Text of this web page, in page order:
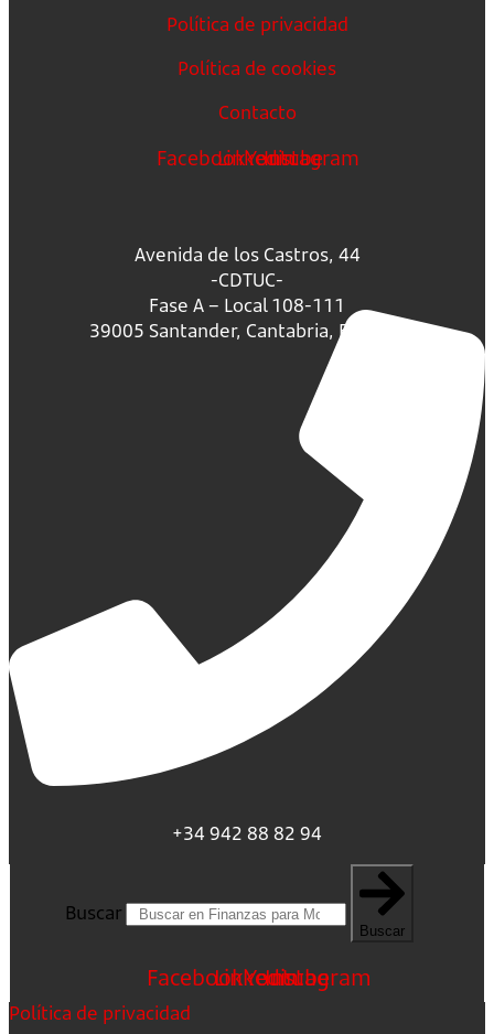
Política de privacidad
Política de cookies
Contacto
FacebookLinkedin
Youtube
Instagram
Avenida de los Castros, 44
-CDTUC-
Fase A – Local 108-111
39005 Santander, Cantabria, España.
+34 942 88 82 94
Buscar
Buscar
FacebookLinkedin
Youtube
Instagram
Política de privacidad